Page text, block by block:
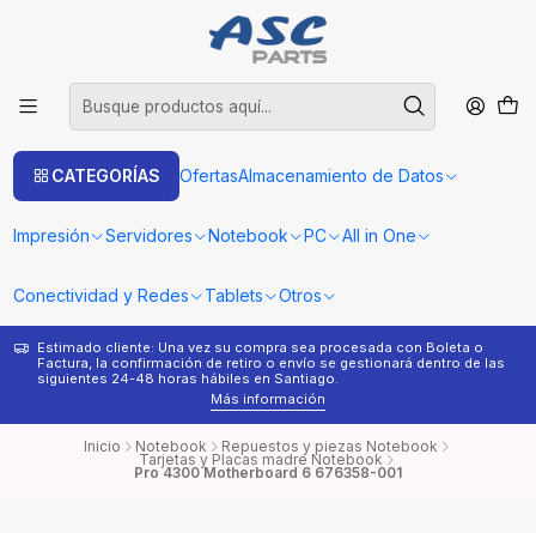
CATEGORÍAS OfertasAlmacenamiento de Datos
Impresión Servidores Notebook PC All in One
Conectividad y Redes Tablets Otros
Estimado cliente: Una vez su compra sea procesada con Boleta o
Factura, la confirmación de retiro o envío se gestionará dentro de las
siguientes 24-48 horas hábiles en Santiago.
Más información
Inicio Notebook Repuestos y piezas Notebook
Tarjetas y Placas madre Notebook
Pro 4300 Motherboard 6 676358-001